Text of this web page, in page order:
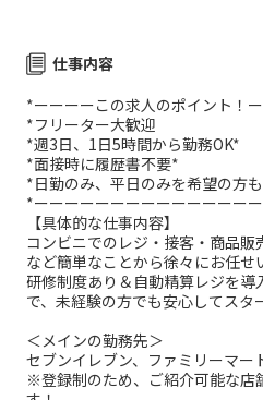
仕事内容
*ーーーーこの求人のポイント！
*フリーター大歓迎
*週3日、1日5時間から勤務OK*
*面接時に履歴書不要*
*日勤のみ、平日のみを希望の方
*ーーーーーーーーーーーーーー
【具体的な仕事内容】
コンビニでのレジ・接客・商品販
など簡単なことから徐々にお任せ
研修制度あり＆自動精算レジを導
で、未経験の方でも安心してスタ
＜メインの勤務先＞
セブンイレブン、ファミリーマー
※登録制のため、ご紹介可能な店